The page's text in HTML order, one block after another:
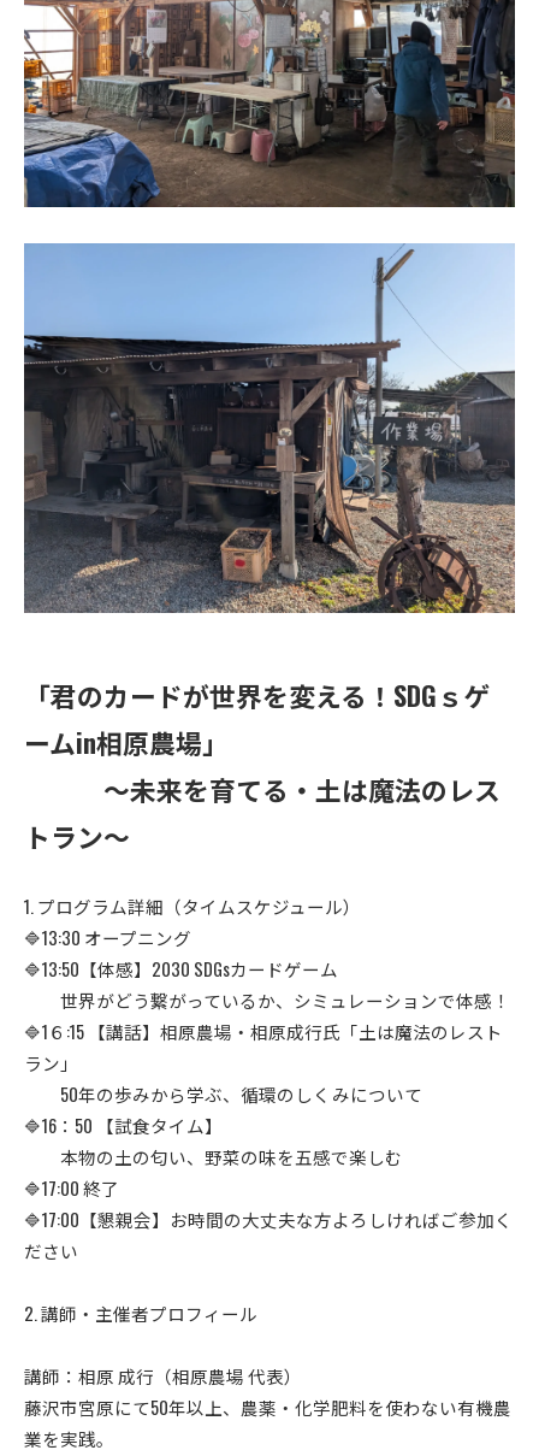
「君のカードが世界を変える！SDGｓゲ
ームin相原農場」
～未来を育てる・土は魔法のレス
トラン～
1. プログラム詳細（タイムスケジュール）
🔷13:30 オープニング
🔷13:50【体感】2030 SDGsカードゲーム
世界がどう繋がっているか、シミュレーションで体感！
🔷1６:15 【講話】相原農場・相原成行氏「土は魔法のレスト
ラン」
50年の歩みから学ぶ、循環のしくみについて
🔷16：50 【試食タイム】
本物の土の匂い、野菜の味を五感で楽しむ
🔷17:00 終了
🔷17:00【懇親会】お時間の大丈夫な方よろしければご参加く
ださい
2. 講師・主催者プロフィール
講師：相原 成行（相原農場 代表）
藤沢市宮原にて50年以上、農薬・化学肥料を使わない有機農
業を実践。